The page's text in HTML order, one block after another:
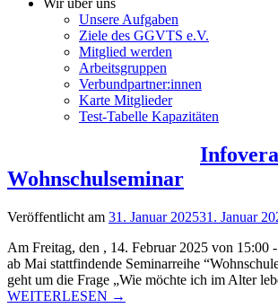
Wir über uns
Unsere Aufgaben
Ziele des GGVTS e.V.
Mitglied werden
Arbeitsgruppen
Verbundpartner:innen
Karte Mitglieder
Test-Tabelle Kapazitäten
Wohnschulseminar
Veröffentlicht am 31. Januar 202531. Januar
Am Freitag, den , 14. Februar 2025 von 15:00
ab Mai stattfindende Seminarreihe
geht um die Frage „Wie möchte ich im Alter
WEITERLESEN „Infoveranstaltung
→